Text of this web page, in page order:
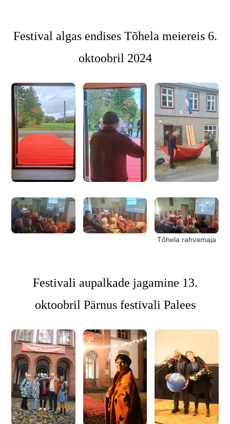
Festival algas endises Tõhela meiereis 6.
oktoobril 2024
Tõhela rahvamaja
Festivali aupalkade jagamine 13.
oktoobril Pärnus festivali Palees